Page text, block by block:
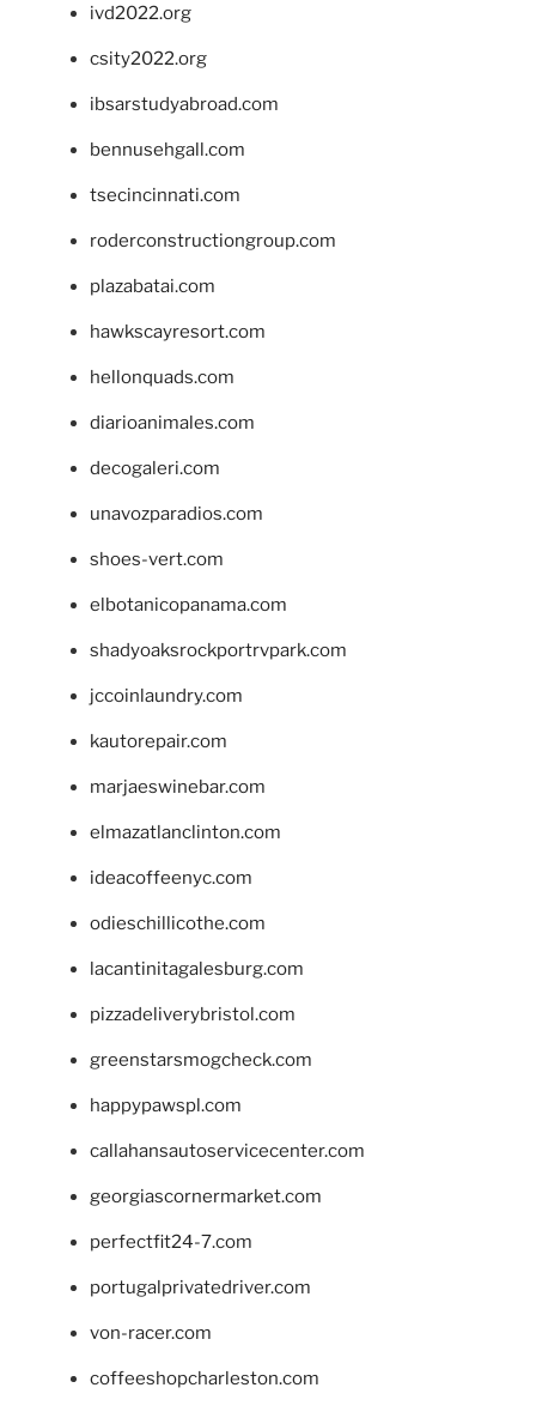
ivd2022.org
csity2022.org
ibsarstudyabroad.com
bennusehgall.com
tsecincinnati.com
roderconstructiongroup.com
plazabatai.com
hawkscayresort.com
hellonquads.com
diarioanimales.com
decogaleri.com
unavozparadios.com
shoes-vert.com
elbotanicopanama.com
shadyoaksrockportrvpark.com
jccoinlaundry.com
kautorepair.com
marjaeswinebar.com
elmazatlanclinton.com
ideacoffeenyc.com
odieschillicothe.com
lacantinitagalesburg.com
pizzadeliverybristol.com
greenstarsmogcheck.com
happypawspl.com
callahansautoservicecenter.com
georgiascornermarket.com
perfectfit24-7.com
portugalprivatedriver.com
von-racer.com
coffeeshopcharleston.com